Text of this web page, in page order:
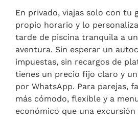
En privado, viajas solo con tu
propio horario y lo
tarde de piscina tranquila a
aventura. Sin esperar un
impuestas, sin recargos de
tienes un precio fijo claro y
por WhatsApp. Para parejas,
más cómodo, flexible y a
económico que una